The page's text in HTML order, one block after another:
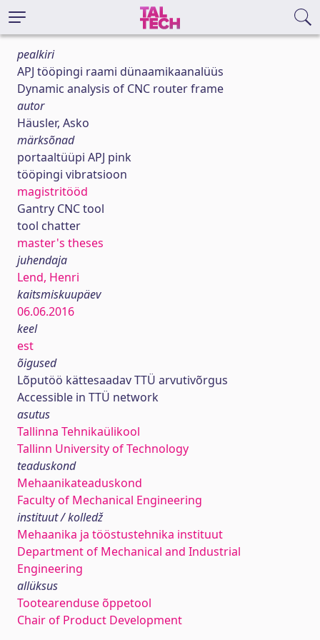
pealkiri
APJ tööpingi raami dünaamikaanalüüs
Dynamic analysis of CNC router frame
autor
Häusler, Asko
märksõnad
portaaltüüpi APJ pink
tööpingi vibratsioon
magistritööd
Gantry CNC tool
tool chatter
master's theses
juhendaja
Lend, Henri
kaitsmiskuupäev
06.06.2016
keel
est
õigused
Lõputöö kättesaadav TTÜ arvutivõrgus
Accessible in TTÜ network
asutus
Tallinna Tehnikaülikool
Tallinn University of Technology
teaduskond
Mehaanikateaduskond
Faculty of Mechanical Engineering
instituut / kolledž
Mehaanika ja tööstustehnika instituut
Department of Mechanical and Industrial
Engineering
allüksus
Tootearenduse õppetool
Chair of Product Development